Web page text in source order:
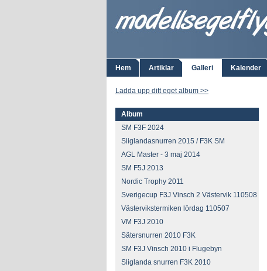
Hem Artiklar Galleri Kalender
Ladda upp ditt eget album >>
Album
SM F3F 2024
Sliglandasnurren 2015 / F3K SM
AGL Master - 3 maj 2014
SM F5J 2013
Nordic Trophy 2011
Sverigecup F3J Vinsch 2 Västervik 110508
Västervikstermiken lördag 110507
VM F3J 2010
Sätersnurren 2010 F3K
SM F3J Vinsch 2010 i Flugebyn
Sliglanda snurren F3K 2010